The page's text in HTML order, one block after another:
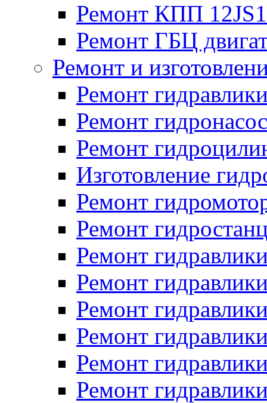
Ремонт КПП
Ремонт ГБЦ
Ремонт и
Ремонт
Ремонт
Ремонт
Изготовление
Ремонт
Ремонт
Ремонт
Ремонт
Ремонт
Ремонт
Ремонт
Ремонт